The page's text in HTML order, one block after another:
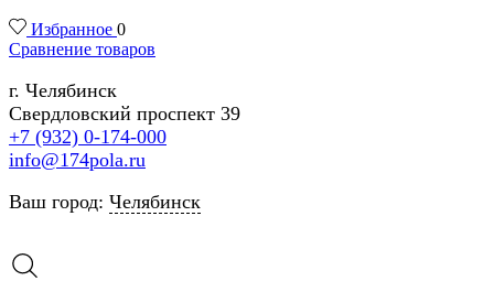
Избранное 0
Сравнение товаров
г. Челябинск
Свердловский проспект 39
+7 (932) 0-174-000
info@174pola.ru
Ваш город: Челябинск